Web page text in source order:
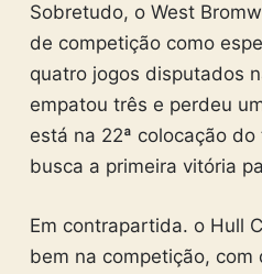
Sobretudo, o West
de competição como
quatro jogos disputados
empatou três e perdeu
está na 22ª colocação
busca a primeira vitória
Em contrapartida. o Hull
bem na competição, com